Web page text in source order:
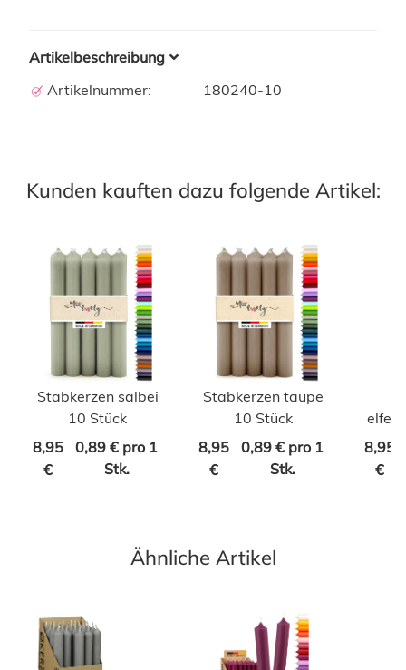
Artikelbeschreibung
Artikelnummer:
180240-10
Kunden kauften dazu folgende Artikel:
Stabkerzen salbei
10 Stück
8,95
€
0,89 € pro 1
Stk.
Stabkerzen taupe
10 Stück
8,95
€
0,89 € pro 1
Stk.
8,95
€
Ähnliche Artikel